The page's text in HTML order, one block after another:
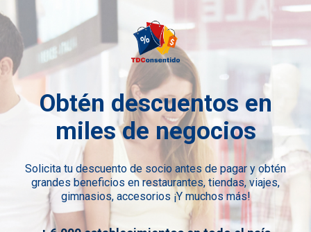
Obtén descuentos en
miles de negocios
Solicita tu descuento de socio antes de pagar y obtén
grandes beneficios en restaurantes, tiendas, viajes,
gimnasios, accesorios ¡Y muchos más!